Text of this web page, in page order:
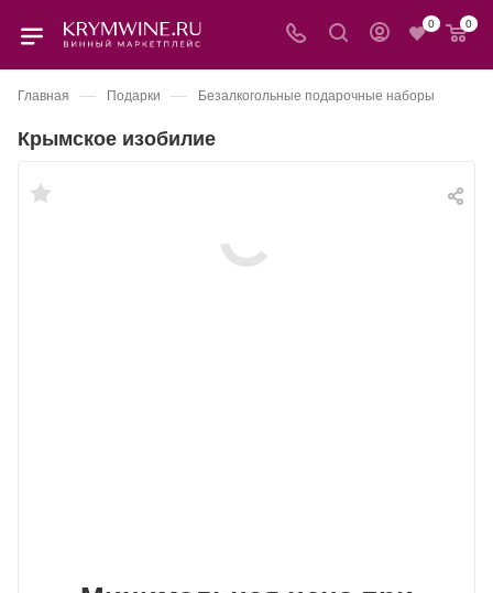
0 0
Главная — Подарки — Безалкогольные подарочные наборы
Крымское изобилие